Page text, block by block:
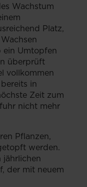
Wachstum
Platz,
ein Umtopfen
überprüft
vollkommen
in
Zeit zum
nicht mehr
Pflanzen,
werden.
jährlichen
der mit neuem